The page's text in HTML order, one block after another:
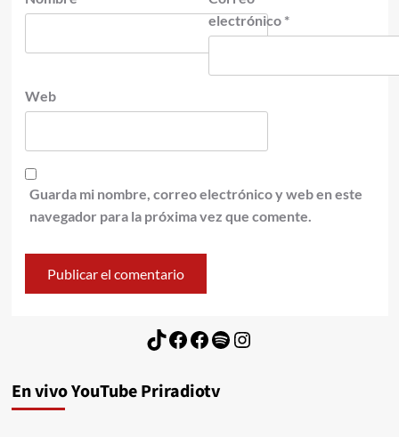
electrónico *
Web
Guarda mi nombre, correo electrónico y web en este
navegador para la próxima vez que comente.
TikTok
Facebook
Facebook
Spotify
Instagram
En vivo YouTube Priradiotv